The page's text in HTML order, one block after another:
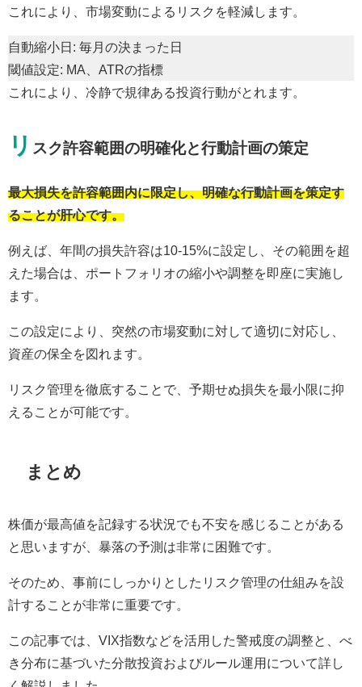
これにより、市場変動によるリスクを軽減します。
自動縮小日: 毎月の決まった日
閾値設定: MA、ATRの指標
これにより、冷静で規律ある投資行動がとれます。
リ スク許容範囲の明確化と行動計画の策定
最大損失を許容範囲内に限定し、明確な行動計画を策定す
ることが肝心です。
例えば、年間の損失許容は10-15%に設定し、その範囲を超
えた場合は、ポートフォリオの縮小や調整を即座に実施し
ます。
この設定により、突然の市場変動に対して適切に対応し、
資産の保全を図れます。
リスク管理を徹底することで、予期せぬ損失を最小限に抑
えることが可能です。
まとめ
株価が最高値を記録する状況でも不安を感じることがある
と思いますが、暴落の予測は非常に困難です。
そのため、事前にしっかりとしたリスク管理の仕組みを設
計することが非常に重要です。
この記事では、VIX指数などを活用した警戒度の調整と、べ
き分布に基づいた分散投資およびルール運用について詳し